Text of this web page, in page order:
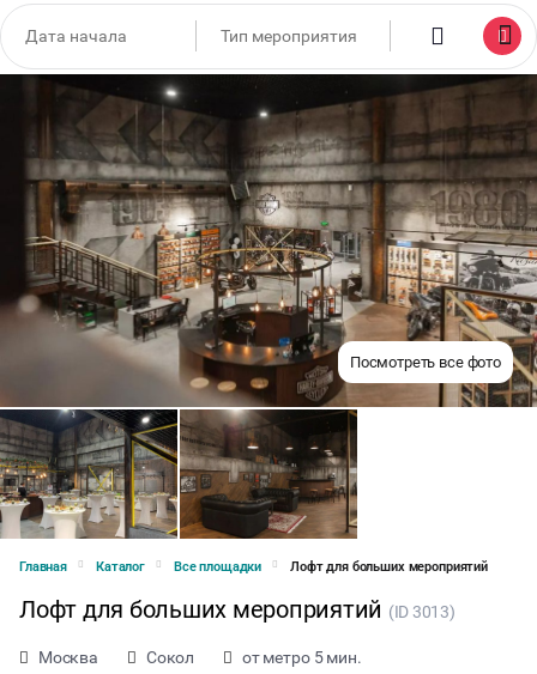
Посмотреть все фото
Главная Каталог Все площадки Лофт для больших мероприятий
Лофт для больших мероприятий (ID 3013)
Москва Сокол от метро 5 мин.